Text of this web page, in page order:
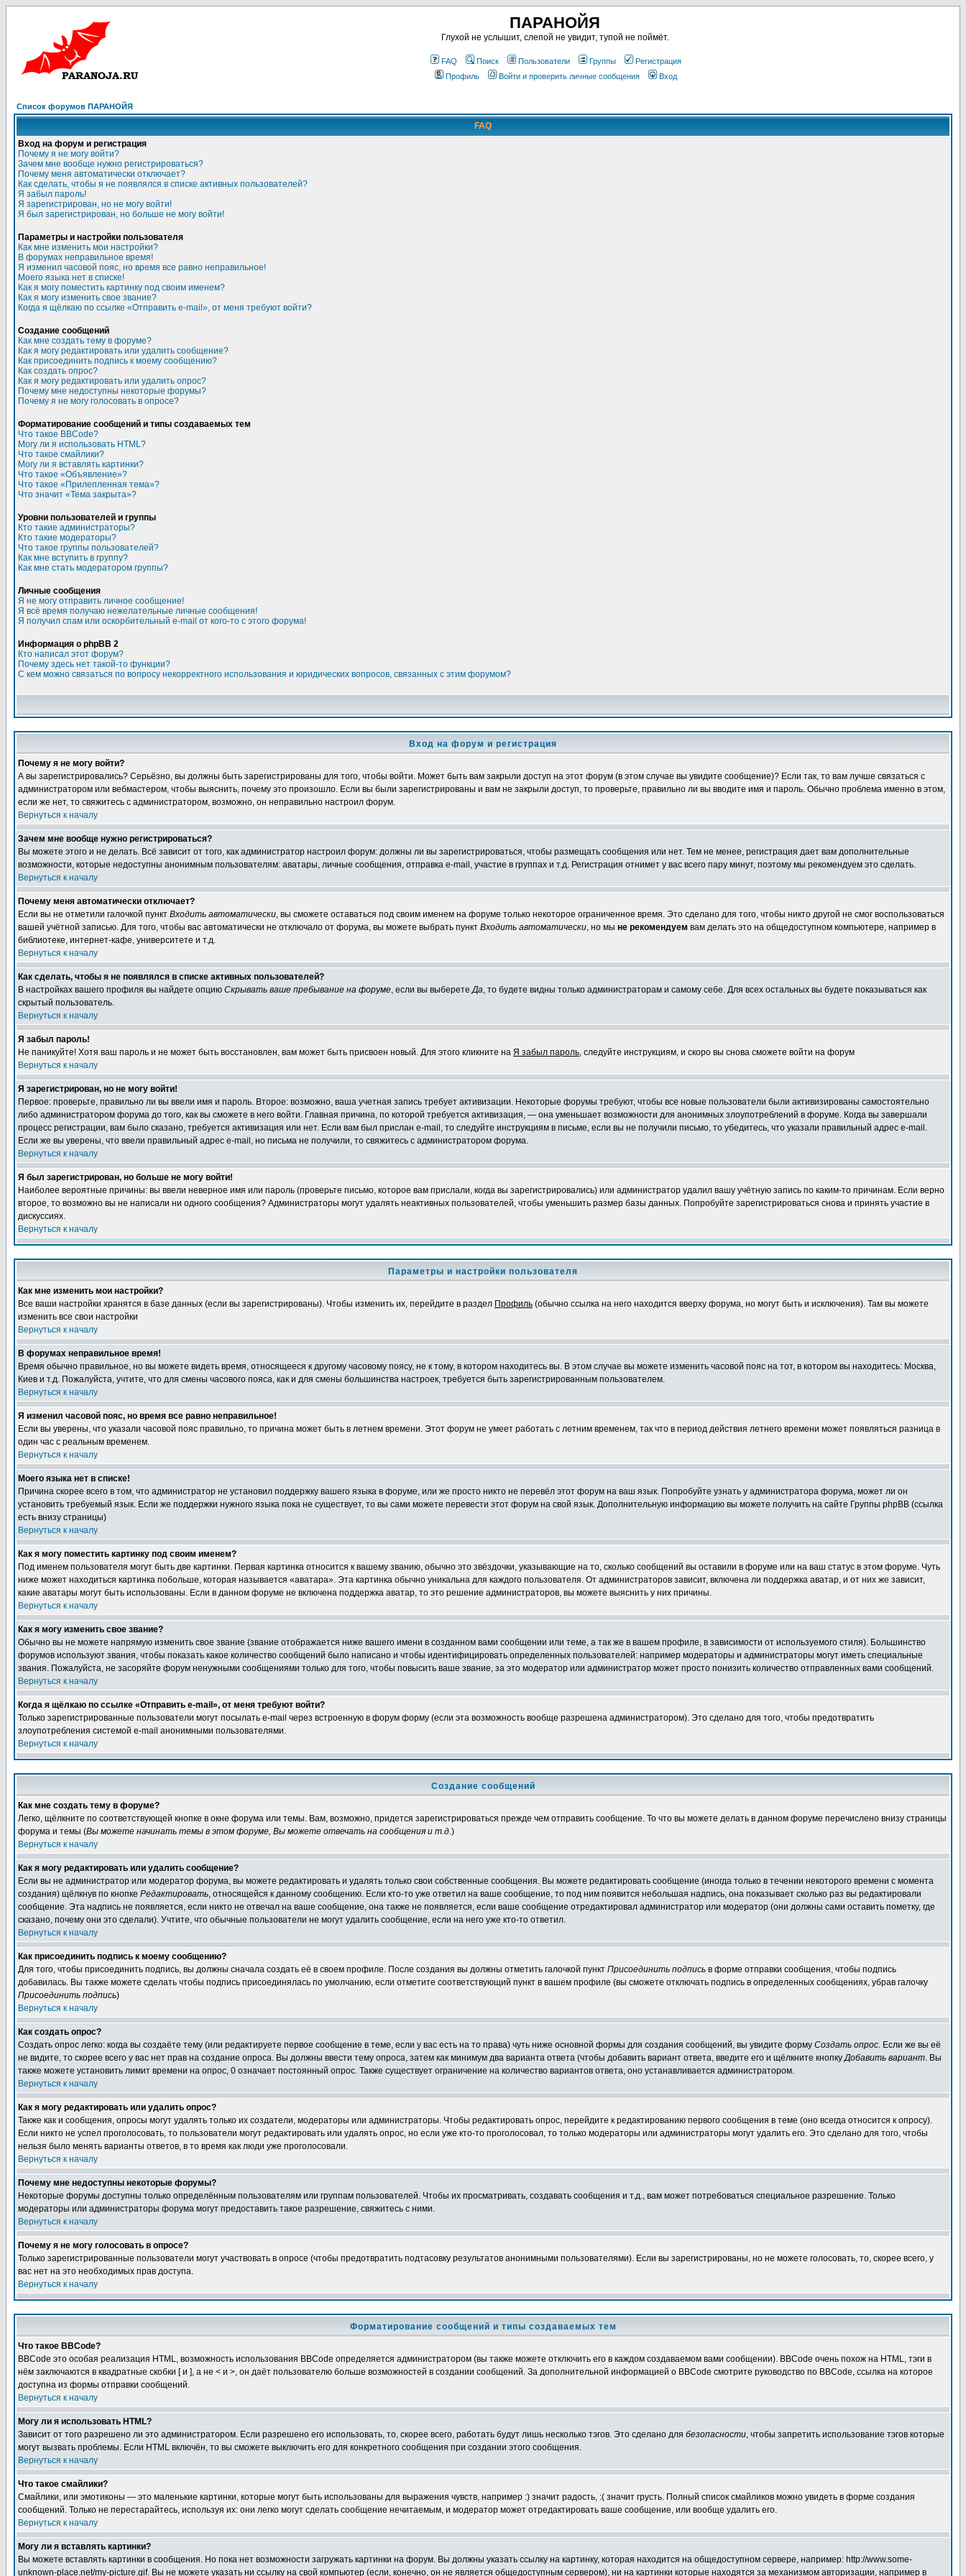
ПАРАНОЙЯ
Глухой не услышит, слепой не увидит, тупой не поймёт.
FAQ Поиск Пользователи Группы
Регистрация
Профиль
Войти и проверить личные сообщения Вход
Список форумов ПАРАНОЙЯ
FAQ
Вход на форум и регистрация
Почему я не могу войти?
Зачем мне вообще нужно регистрироваться?
Почему меня автоматически отключает?
Как сделать, чтобы я не появлялся в списке активных пользователей?
Я забыл пароль!
Я зарегистрирован, но не могу войти!
Я был зарегистрирован, но больше не могу войти!
Параметры и настройки пользователя
Как мне изменить мои настройки?
В форумах неправильное время!
Я изменил часовой пояс, но время все равно неправильное!
Моего языка нет в списке!
Как я могу поместить картинку под своим именем?
Как я могу изменить свое звание?
Когда я щёлкаю по ссылке «Отправить e-mail», от меня требуют войти?
Создание сообщений
Как мне создать тему в форуме?
Как я могу редактировать или удалить сообщение?
Как присоединить подпись к моему сообщению?
Как создать опрос?
Как я могу редактировать или удалить опрос?
Почему мне недоступны некоторые форумы?
Почему я не могу голосовать в опросе?
Форматирование сообщений и типы создаваемых тем
Что такое BBCode?
Могу ли я использовать HTML?
Что такое смайлики?
Могу ли я вставлять картинки?
Что такое «Объявление»?
Что такое «Прилепленная тема»?
Что значит «Тема закрыта»?
Уровни пользователей и группы
Кто такие администраторы?
Кто такие модераторы?
Что такое группы пользователей?
Как мне вступить в группу?
Как мне стать модератором группы?
Личные сообщения
Я не могу отправить личное сообщение!
Я всё время получаю нежелательные личные сообщения!
Я получил спам или оскорбительный e-mail от кого-то с этого форума!
Информация о phpBB 2
Кто написал этот форум?
Почему здесь нет такой-то функции?
С кем можно связаться по вопросу некорректного использования и юридических вопросов, связанных с этим форумом?
Вход на форум и регистрация
Почему я не могу войти?
А вы зарегистрировались? Серьёзно, вы должны быть зарегистрированы для того, чтобы войти. Может быть вам закрыли доступ на этот форум (в этом случае вы увидите сообщение)? Если так, то вам лучше связаться с
администратором или вебмастером, чтобы выяснить, почему это произошло. Если вы были зарегистрированы и вам не закрыли доступ, то проверьте, правильно ли вы вводите имя и пароль. Обычно проблема именно в этом,
если же нет, то свяжитесь с администратором, возможно, он неправильно настроил форум.
Вернуться к началу
Зачем мне вообще нужно регистрироваться?
Вы можете этого и не делать. Всё зависит от того, как администратор настроил форум: должны ли вы зарегистрироваться, чтобы размещать сообщения или нет. Тем не менее, регистрация дает вам дополнительные
возможности, которые недоступны анонимным пользователям: аватары, личные сообщения, отправка e-mail, участие в группах и т.д. Регистрация отнимет у вас всего пару минут, поэтому мы рекомендуем это сделать.
Вернуться к началу
Почему меня автоматически отключает?
Если вы не отметили галочкой пункт Входить автоматически, вы сможете оставаться под своим именем на форуме только некоторое ограниченное время. Это сделано для того, чтобы никто другой не смог воспользоваться
вашей учётной записью. Для того, чтобы вас автоматически не отключало от форума, вы можете выбрать пункт Входить автоматически, но мы не рекомендуем вам делать это на общедоступном компьютере, например в
библиотеке, интернет-кафе, университете и т.д.
Вернуться к началу
Как сделать, чтобы я не появлялся в списке активных пользователей?
В настройках вашего профиля вы найдете опцию Скрывать ваше пребывание на форуме, если вы выберетеДа, то будете видны только администраторам и самому себе. Для всех остальных вы будете показываться как
скрытый пользователь.
Вернуться к началу
Я забыл пароль!
Не паникуйте! Хотя ваш пароль и не может быть восстановлен, вам может быть присвоен новый. Для этого кликните на Я забыл пароль, следуйте инструкциям, и скоро вы снова сможете войти на форум
Вернуться к началу
Я зарегистрирован, но не могу войти!
Первое: проверьте, правильно ли вы ввели имя и пароль. Второе: возможно, ваша учетная запись требует активизации. Некоторые форумы требуют, чтобы все новые пользователи были активизированы самостоятельно
либо администратором форума до того, как вы сможете в него войти. Главная причина, по которой требуется активизация, — она уменьшает возможности для анонимных злоупотреблений в форуме. Когда вы завершали
процесс регистрации, вам было сказано, требуется активизация или нет. Если вам был прислан e-mail, то следуйте инструкциям в письме, если вы не получили письмо, то убедитесь, что указали правильный адрес e-mail.
Если же вы уверены, что ввели правильный адрес e-mail, но письма не получили, то свяжитесь с администратором форума.
Вернуться к началу
Я был зарегистрирован, но больше не могу войти!
Наиболее вероятные причины: вы ввели неверное имя или пароль (проверьте письмо, которое вам прислали, когда вы зарегистрировались) или администратор удалил вашу учётную запись по каким-то причинам. Если верно
второе, то возможно вы не написали ни одного сообщения? Администраторы могут удалять неактивных пользователей, чтобы уменьшить размер базы данных. Попробуйте зарегистрироваться снова и принять участие в
дискуссиях.
Вернуться к началу
Параметры и настройки пользователя
Как мне изменить мои настройки?
Все ваши настройки хранятся в базе данных (если вы зарегистрированы). Чтобы изменить их, перейдите в раздел Профиль (обычно ссылка на него находится вверху форума, но могут быть и исключения). Там вы можете
изменить все свои настройки
Вернуться к началу
В форумах неправильное время!
Время обычно правильное, но вы можете видеть время, относящееся к другому часовому поясу, не к тому, в котором находитесь вы. В этом случае вы можете изменить часовой пояс на тот, в котором вы находитесь: Москва,
Киев и т.д. Пожалуйста, учтите, что для смены часового пояса, как и для смены большинства настроек, требуется быть зарегистрированным пользователем.
Вернуться к началу
Я изменил часовой пояс, но время все равно неправильное!
Если вы уверены, что указали часовой пояс правильно, то причина может быть в летнем времени. Этот форум не умеет работать с летним временем, так что в период действия летнего времени может появляться разница в
один час с реальным временем.
Вернуться к началу
Моего языка нет в списке!
Причина скорее всего в том, что администратор не установил поддержку вашего языка в форуме, или же просто никто не перевёл этот форум на ваш язык. Попробуйте узнать у администратора форума, может ли он
установить требуемый язык. Если же поддержки нужного языка пока не существует, то вы сами можете перевести этот форум на свой язык. Дополнительную информацию вы можете получить на сайте Группы phpBB (ссылка
есть внизу страницы)
Вернуться к началу
Как я могу поместить картинку под своим именем?
Под именем пользователя могут быть две картинки. Первая картинка относится к вашему званию, обычно это звёздочки, указывающие на то, сколько сообщений вы оставили в форуме или на ваш статус в этом форуме. Чуть
ниже может находиться картинка побольше, которая называется «аватара». Эта картинка обычно уникальна для каждого пользователя. От администраторов зависит, включена ли поддержка аватар, и от них же зависит,
какие аватары могут быть использованы. Если в данном форуме не включена поддержка аватар, то это решение администраторов, вы можете выяснить у них причины.
Вернуться к началу
Как я могу изменить свое звание?
Обычно вы не можете напрямую изменить свое звание (звание отображается ниже вашего имени в созданном вами сообщении или теме, а так же в вашем профиле, в зависимости от используемого стиля). Большинство
форумов используют звания, чтобы показать какое количество сообщений было написано и чтобы идентифицировать определенных пользователей: например модераторы и администраторы могут иметь специальные
звания. Пожалуйста, не засоряйте форум ненужными сообщениями только для того, чтобы повысить ваше звание, за это модератор или администратор может просто понизить количество отправленных вами сообщений.
Вернуться к началу
Когда я щёлкаю по ссылке «Отправить e-mail», от меня требуют войти?
Только зарегистрированные пользователи могут посылать e-mail через встроенную в форум форму (если эта возможность вообще разрешена администратором). Это сделано для того, чтобы предотвратить
злоупотребления системой e-mail анонимными пользователями.
Вернуться к началу
Создание сообщений
Как мне создать тему в форуме?
Легко, щёлкните по соответствующей кнопке в окне форума или темы. Вам, возможно, придется зарегистрироваться прежде чем отправить сообщение. То что вы можете делать в данном форуме перечислено внизу страницы
форума и темы (Вы можете начинать темы в этом форуме, Вы можете отвечать на сообщения и т.д.)
Вернуться к началу
Как я могу редактировать или удалить сообщение?
Если вы не администратор или модератор форума, вы можете редактировать и удалять только свои собственные сообщения. Вы можете редактировать сообщение (иногда только в течении некоторого времени с момента
создания) щёлкнув по кнопке Редактировать, относящейся к данному сообщению. Если кто-то уже ответил на ваше сообщение, то под ним появится небольшая надпись, она показывает сколько раз вы редактировали
сообщение. Эта надпись не появляется, если никто не отвечал на ваше сообщение, она также не появляется, если ваше сообщение отредактировал администратор или модератор (они должны сами оставить пометку, где
сказано, почему они это сделали). Учтите, что обычные пользователи не могут удалить сообщение, если на него уже кто-то ответил.
Вернуться к началу
Как присоединить подпись к моему сообщению?
Для того, чтобы присоединить подпись, вы должны сначала создать её в своем профиле. После создания вы должны отметить галочкой пункт Присоединить подпись в форме отправки сообщения, чтобы подпись
добавилась. Вы также можете сделать чтобы подпись присоединялась по умолчанию, если отметите соответствующий пункт в вашем профиле (вы сможете отключать подпись в определенных сообщениях, убрав галочку
Присоединить подпись)
Вернуться к началу
Как создать опрос?
Создать опрос легко: когда вы создаёте тему (или редактируете первое сообщение в теме, если у вас есть на то права) чуть ниже основной формы для создания сообщений, вы увидите форму Создать опрос. Если же вы её
не видите, то скорее всего у вас нет прав на создание опроса. Вы должны ввести тему опроса, затем как минимум два варианта ответа (чтобы добавить вариант ответа, введите его и щёлкните кнопкуДобавить вариант. Вы
также можете установить лимит времени на опрос, 0 означает постоянный опрос. Также существует ограничение на количество вариантов ответа, оно устанавливается администратором.
Вернуться к началу
Как я могу редактировать или удалить опрос?
Также как и сообщения, опросы могут удалять только их создатели, модераторы или администраторы. Чтобы редактировать опрос, перейдите к редактированию первого сообщения в теме (оно всегда относится к опросу).
Если никто не успел проголосовать, то пользователи могут редактировать или удалять опрос, но если уже кто-то проголосовал, то только модераторы или администраторы могут удалить его. Это сделано для того, чтобы
нельзя было менять варианты ответов, в то время как люди уже проголосовали.
Вернуться к началу
Почему мне недоступны некоторые форумы?
Некоторые форумы доступны только определённым пользователям или группам пользователей. Чтобы их просматривать, создавать сообщения и т.д., вам может потребоваться специальное разрешение. Только
модераторы или администраторы форума могут предоставить такое разрешение, свяжитесь с ними.
Вернуться к началу
Почему я не могу голосовать в опросе?
Только зарегистрированные пользователи могут участвовать в опросе (чтобы предотвратить подтасовку результатов анонимными пользователями). Если вы зарегистрированы, но не можете голосовать, то, скорее всего, у
вас нет на это необходимых прав доступа.
Вернуться к началу
Форматирование сообщений и типы создаваемых тем
Что такое BBCode?
BBCode это особая реализация HTML, возможность использования BBCode определяется администратором (вы также можете отключить его в каждом создаваемом вами сообщении). BBCode очень похож на HTML, тэги в
нём заключаются в квадратные скобки [ и ], а не < и >, он даёт пользователю больше возможностей в создании сообщений. За дополнительной информацией о BBCode смотрите руководство по BBCode, ссылка на которое
доступна из формы отправки сообщений.
Вернуться к началу
Могу ли я использовать HTML?
Зависит от того разрешено ли это администратором. Если разрешено его использовать, то, скорее всего, работать будут лишь несколько тэгов. Это сделано для безопасности, чтобы запретить использование тэгов которые
могут вызвать проблемы. Если HTML включён, то вы сможете выключить его для конкретного сообщения при создании этого сообщения.
Вернуться к началу
Что такое смайлики?
Смайлики, или эмотиконы — это маленькие картинки, которые могут быть использованы для выражения чувств, например :) значит радость, :( значит грусть. Полный список смайликов можно увидеть в форме создания
сообщений. Только не перестарайтесь, используя их: они легко могут сделать сообщение нечитаемым, и модератор может отредактировать ваше сообщение, или вообще удалить его.
Вернуться к началу
Могу ли я вставлять картинки?
Вы можете вставлять картинки в сообщения. Но пока нет возможности загружать картинки на форум. Вы должны указать ссылку на картинку, которая находится на общедоступном сервере, например: http://www.some-
unknown-place.net/my-picture.gif. Вы не можете указать ни ссылку на свой компьютер (если, конечно, он не является общедоступным сервером), ни на картинки которые находятся за механизмом авторизации, например в